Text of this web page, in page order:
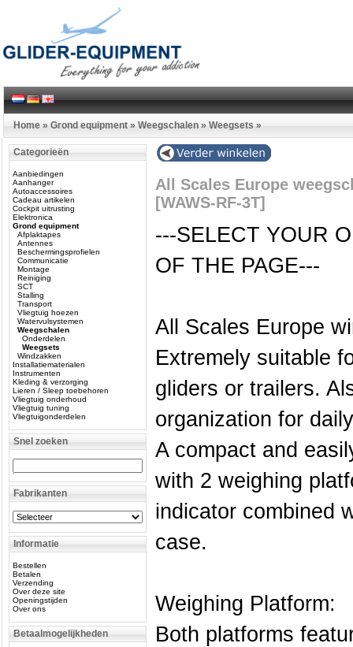
Home » Grond equipment » Weegschalen » Weegsets »
Categorieën
Aanbiedingen
Aanhanger
Autoaccessoires
Cadeau artikelen
Cockpit uitrusting
Elektronica
Grond equipment
Afplaktapes
Antennes
Beschermingsprofielen
Communicatie
Montage
Reiniging
SCT
Stalling
Transport
Vliegtuig hoezen
Watervulsystemen
Weegschalen
Onderdelen
Weegsets
Windzakken
Installatiematerialen
Instrumenten
Kleding & verzorging
Lieren / Sleep toebehoren
Vliegtuig onderhoud
Vliegtuig tuning
Vliegtuigonderdelen
Snel zoeken
Fabrikanten
Informatie
Bestellen
Betalen
Verzending
Over deze site
Openingstijden
Over ons
Betaalmogelijkheden
All Scales Europe
[WAWS-RF-3T]
---SELECT YOUR
OF THE PAGE---
All Scales Europe
Extremely suitable
gliders or trailers.
organization for
A compact and
with 2 weighing
indicator combined
case.
Weighing Platform:
Both platforms